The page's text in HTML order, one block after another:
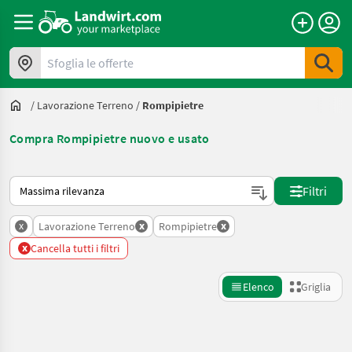
Sfoglia le offerte
/ Lavorazione Terreno / Rompipietre
Compra Rompipietre nuovo e usato
Ecco come viene ordinato su Landwirt.com
Filtri
x Lavorazione Terreno x Rompipietre x
x Cancella tutti i filtri
Elenco Griglia